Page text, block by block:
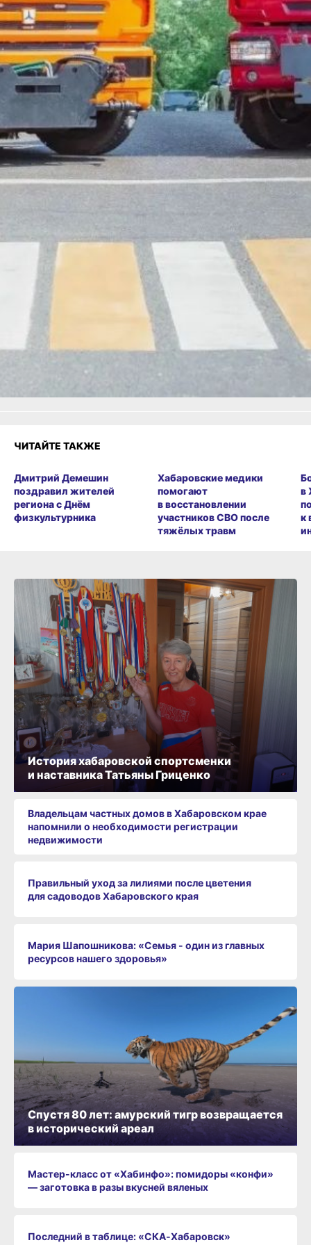
предусмотрено комплексное
обустройство дорожной
инфраструктуры.
Планируемые мероприятия
включают установку более 3,4
тыс. элементов безопасности
(дорожные знаки, направляющие
столбики, автобусные остановки),
нанесение 31 тыс. кв. м
дорожной разметки и монтаж
свыше 700 пог. м перильных
ограждений. Реализация данных
мер позволит повысить уровень
безопасности дорожного
В Хабаровске перекроют улицу
Аэродромную для прокладки
газопровода
или
Грустно
Злость
Разочарование
ЧИТАЙТЕ ТАКЖЕ
Дмитрий Демешин
поздравил жителей
региона с Днём
физкультурника
Хабаровские медики
помогают
в восстановлении
участников СВО после
тяжёлых травм
в
к
История хабаровской спортсменки
и наставника Татьяны Гриценко
Владельцам частных домов в Хабаровском крае
напомнили о необходимости регистрации
недвижимости
Правильный уход за лилиями после цветения
для садоводов Хабаровского края
Мария Шапошникова: «Семья - один из главных
ресурсов нашего здоровья»
Мастер-класс от «Хабинфо»: помидоры «конфи»
— заготовка в разы вкусней вяленых
Последний в таблице: «СКА‑Хабаровск»
Спустя 80 лет: амурский тигр возвращается
в исторический ареал